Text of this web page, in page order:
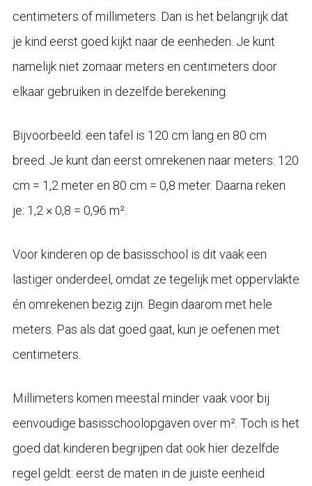
centimeters of millimeters. Dan is het belangrijk dat
je kind eerst goed kijkt naar de eenheden. Je kunt
namelijk niet zomaar meters en centimeters door
elkaar gebruiken in dezelfde berekening.
Bijvoorbeeld: een tafel is 120 cm lang en 80 cm
breed. Je kunt dan eerst omrekenen naar meters: 120
cm = 1,2 meter en 80 cm = 0,8 meter. Daarna reken
je: 1,2 × 0,8 = 0,96 m².
Voor kinderen op de basisschool is dit vaak een
lastiger onderdeel, omdat ze tegelijk met oppervlakte
én omrekenen bezig zijn. Begin daarom met hele
meters. Pas als dat goed gaat, kun je oefenen met
centimeters.
Millimeters komen meestal minder vaak voor bij
eenvoudige basisschoolopgaven over m². Toch is het
goed dat kinderen begrijpen dat ook hier dezelfde
regel geldt: eerst de maten in de juiste eenheid